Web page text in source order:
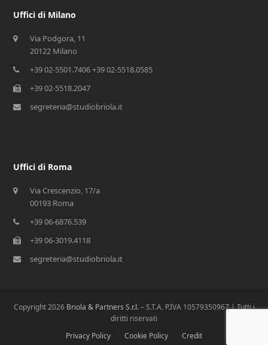
Uffici di Milano
Via Podgora, 11
20122 Milano
+39 02-5501.7406 +39 02-5518.0585
+39 02-5518.2047
segreteria@studiobriola.it
Uffici di Roma
Via Crescenzio, 17/a
00193 Roma
+39 06-6876.539
+39 06-3019.4118
segreteria@studiobriola.it
Copyright 2026 Briola & Partners S.r.l.– S.T.A. P.IVA 10579350967 | Tutti i
diritti riservati
Privacy Policy
Cookie Policy Credit